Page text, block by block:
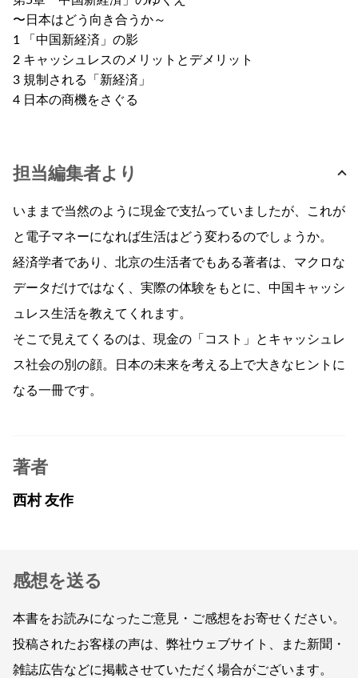
〜日本はどう向き合うか～
1 「中国新経済」の影
2 キャッシュレスのメリットとデメリット
3 規制される「新経済」
4 日本の商機をさぐる
担当編集者より
いままで当然のように現金で支払っていましたが、これが
と電子マネーになれば生活はどう変わるのでしょうか。
経済学者であり、北京の生活者でもある著者は、マクロな
データだけではなく、実際の体験をもとに、中国キャッシ
ュレス生活を教えてくれます。
そこで見えてくるのは、現金の「コスト」とキャッシュレ
ス社会の別の顔。日本の未来を考える上で大きなヒントに
なる一冊です。
著者
西村 友作
感想を送る
本書をお読みになったご意見・ご感想をお寄せください。
投稿されたお客様の声は、弊社ウェブサイト、また新聞・
雑誌広告などに掲載させていただく場合がございます。